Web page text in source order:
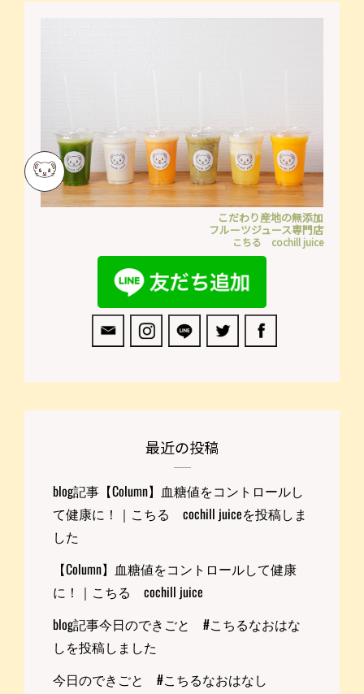
こだわり産地の無添加
フルーツジュース専門店
こちる cochill juice
最近の投稿
blog記事【Column】血糖値をコントロールし
て健康に！｜こちる cochill juiceを投稿しま
した
【Column】血糖値をコントロールして健康
に！｜こちる cochill juice
blog記事今日のできごと #こちるなおはな
しを投稿しました
今日のできごと #こちるなおはなし